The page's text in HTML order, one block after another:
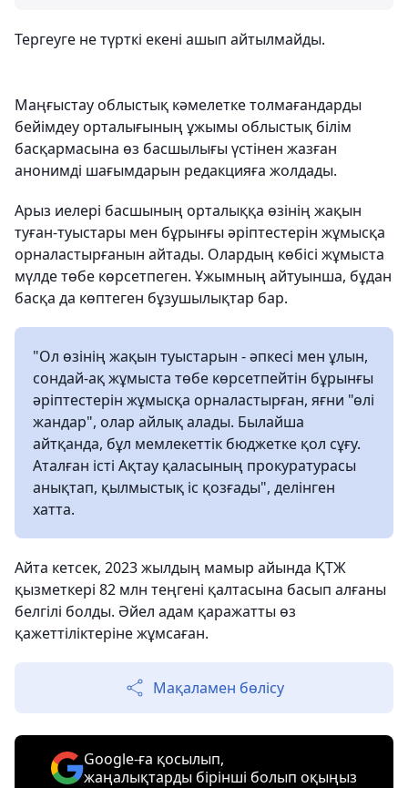
Тергеуге не түрткі екені ашып айтылмайды.
Маңғыстау облыстық кәмелетке толмағандарды
бейімдеу орталығының ұжымы облыстық білім
басқармасына өз басшылығы үстінен жазған
анонимді шағымдарын редакцияға жолдады.
Арыз иелері басшының орталыққа өзінің жақын
туған-туыстары мен бұрынғы әріптестерін жұмысқа
орналастырғанын айтады. Олардың көбісі жұмыста
мүлде төбе көрсетпеген. Ұжымның айтуынша, бұдан
басқа да көптеген бұзушылықтар бар.
"Ол өзінің жақын туыстарын - әпкесі мен ұлын,
сондай-ақ жұмыста төбе көрсетпейтін бұрынғы
әріптестерін жұмысқа орналастырған, яғни "өлі
жандар", олар айлық алады. Былайша
айтқанда, бұл мемлекеттік бюджетке қол сұғу.
Аталған істі Ақтау қаласының прокуратурасы
анықтап, қылмыстық іс қозғады", делінген
хатта.
Айта кетсек, 2023 жылдың мамыр айында ҚТЖ
қызметкері 82 млн теңгені қалтасына басып алғаны
белгілі болды. Әйел адам қаражатты өз
қажеттіліктеріне жұмсаған.
Мақаламен бөлісу
Google-ға қосылып,
жаңалықтарды бірінші болып оқыңыз